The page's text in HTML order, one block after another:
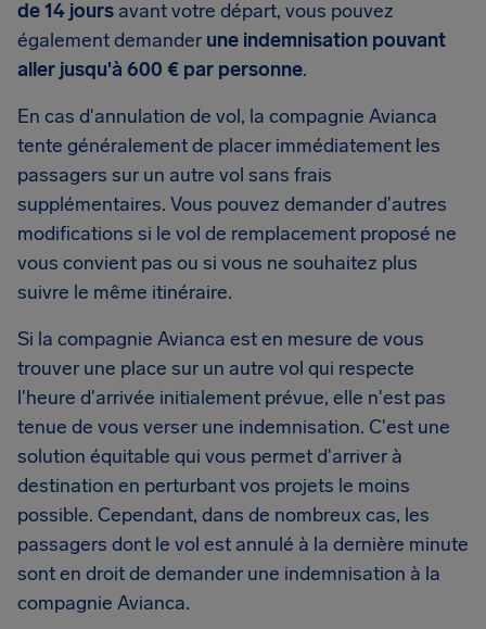
de 14 jours avant votre départ, vous pouvez
également demander une indemnisation pouvant
aller jusqu'à 600 € par personne.
En cas d'annulation de vol, la compagnie Avianca
tente généralement de placer immédiatement les
passagers sur un autre vol sans frais
supplémentaires. Vous pouvez demander d'autres
modifications si le vol de remplacement proposé ne
vous convient pas ou si vous ne souhaitez plus
suivre le même itinéraire.
Si la compagnie Avianca est en mesure de vous
trouver une place sur un autre vol qui respecte
l'heure d'arrivée initialement prévue, elle n'est pas
tenue de vous verser une indemnisation. C'est une
solution équitable qui vous permet d'arriver à
destination en perturbant vos projets le moins
possible. Cependant, dans de nombreux cas, les
passagers dont le vol est annulé à la dernière minute
sont en droit de demander une indemnisation à la
compagnie Avianca.